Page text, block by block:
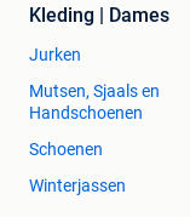
Kleding | Dames
Jurken
Mutsen, Sjaals en
Handschoenen
Schoenen
Winterjassen